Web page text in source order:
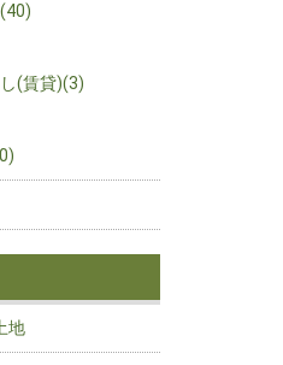
(賃貸)(3)
地